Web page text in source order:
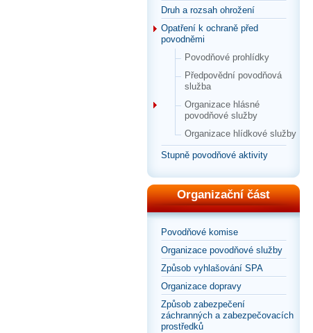
Druh a rozsah ohrožení
Opatření k ochraně před
povodněmi
Povodňové prohlídky
Předpovědní povodňová
služba
Organizace hlásné
povodňové služby
Organizace hlídkové služby
Stupně povodňové aktivity
Organizační část
Povodňové komise
Organizace povodňové služby
Způsob vyhlašování SPA
Organizace dopravy
Způsob zabezpečení
záchranných a zabezpečovacích
prostředků